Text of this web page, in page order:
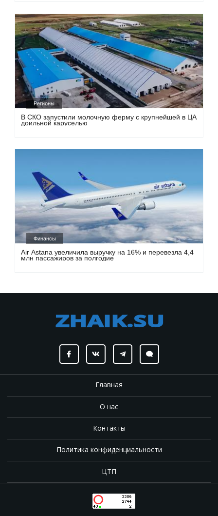
Регионы
В СКО запустили молочную ферму с крупнейшей в ЦА
доильной каруселью
Финансы
Air Astana увеличила выручку на 16% и перевезла 4,4
млн пассажиров за полгодие
Главная
О нас
Контакты
Политика конфиденциальности
ЦТП